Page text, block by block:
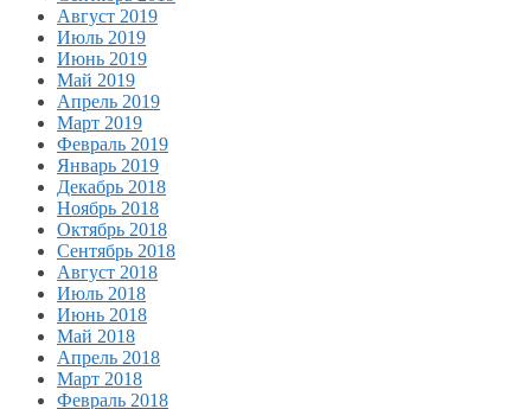
Август 2019
Июль 2019
Июнь 2019
Май 2019
Апрель 2019
Март 2019
Февраль 2019
Январь 2019
Декабрь 2018
Ноябрь 2018
Октябрь 2018
Сентябрь 2018
Август 2018
Июль 2018
Июнь 2018
Май 2018
Апрель 2018
Март 2018
Февраль 2018